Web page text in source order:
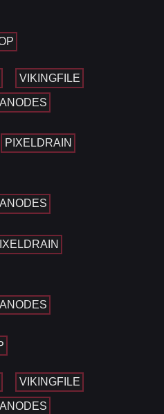
VIKINGFILE
PIXELDRAIN
VIKINGFILE